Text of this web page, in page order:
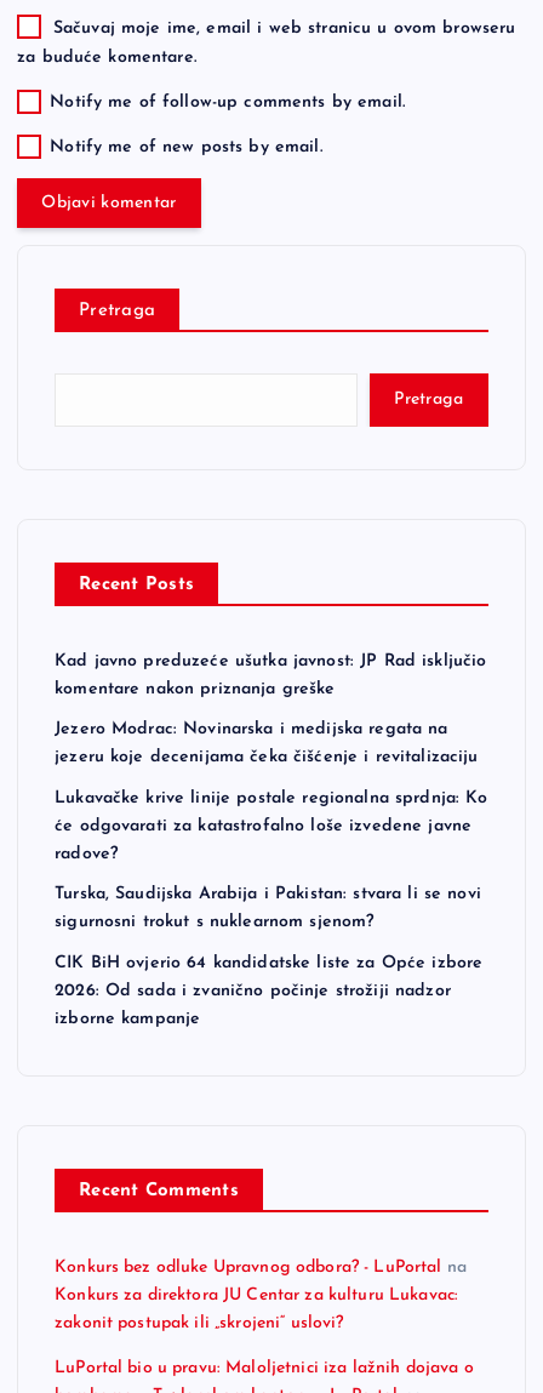
Sačuvaj moje ime, email i web stranicu u ovom browseru
za buduće komentare.
Notify me of follow-up comments by email.
Notify me of new posts by email.
Pretraga
Pretraga
Recent Posts
Kad javno preduzeće ušutka javnost: JP Rad isključio
komentare nakon priznanja greške
Jezero Modrac: Novinarska i medijska regata na
jezeru koje decenijama čeka čišćenje i revitalizaciju
Lukavačke krive linije postale regionalna sprdnja: Ko
će odgovarati za katastrofalno loše izvedene javne
radove?
Turska, Saudijska Arabija i Pakistan: stvara li se novi
sigurnosni trokut s nuklearnom sjenom?
CIK BiH ovjerio 64 kandidatske liste za Opće izbore
2026: Od sada i zvanično počinje strožiji nadzor
izborne kampanje
Recent Comments
Konkurs bez odluke Upravnog odbora? - LuPortal
na
Konkurs za direktora JU Centar za kulturu Lukavac:
zakonit postupak ili „skrojeni“ uslovi?
LuPortal bio u pravu: Maloljetnici iza lažnih dojava o